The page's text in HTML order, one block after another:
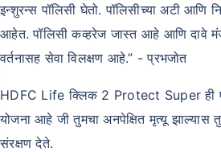
इन्शुरन्स पॉलिसी घेतो. पॉलिसीच्या अटी
आहेत. पॉलिसी कव्हरेज जास्त आहे आणि दावे
वर्तनासह सेवा विलक्षण आहे.” - प्रभजोत
HDFC Life क्लिक 2 Protect Super ही
योजना आहे जी तुमचा अनपेक्षित मृत्यू झाल्यास
संरक्षण देते.